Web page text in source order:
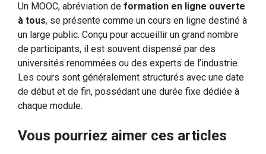
Un MOOC, abréviation de formation en ligne ouverte
à tous, se présente comme un cours en ligne destiné à
un large public. Conçu pour accueillir un grand nombre
de participants, il est souvent dispensé par des
universités renommées ou des experts de l’industrie.
Les cours sont généralement structurés avec une date
de début et de fin, possédant une durée fixe dédiée à
chaque module.
Vous pourriez aimer ces articles